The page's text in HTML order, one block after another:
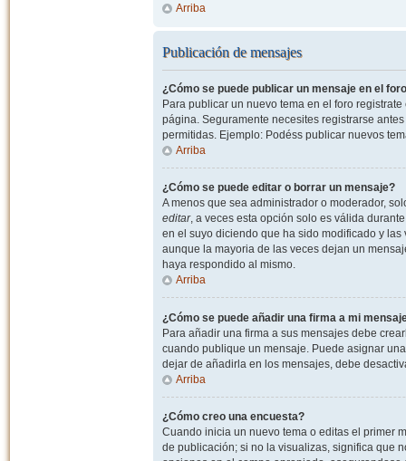
Arriba
Publicación de mensajes
¿Cómo se puede publicar un mensaje en el
Para publicar un nuevo tema en el foro
página. Seguramente necesites registrarse
permitidas. Ejemplo: Podéss publicar nuevos
Arriba
¿Cómo se puede editar o borrar un mensaje?
A menos que sea administrador o moderador,
editar, a veces esta opción solo es válida
en el suyo diciendo que ha sido modificado y
aunque la mayoria de las veces dejan un
haya respondido al mismo.
Arriba
¿Cómo se puede añadir una firma a mi
Para añadir una firma a sus mensajes debe
cuando publique un mensaje. Puede asignar
dejar de añadirla en los mensajes, debe
Arriba
¿Cómo creo una encuesta?
Cuando inicia un nuevo tema o editas el primer
de publicación; si no la visualizas, significa que